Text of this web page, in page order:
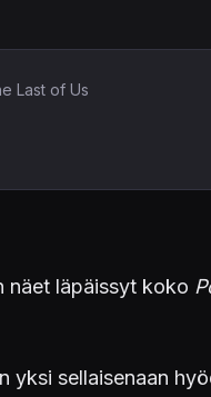
Last of Us
näet läpäissyt koko
sellaisenaan